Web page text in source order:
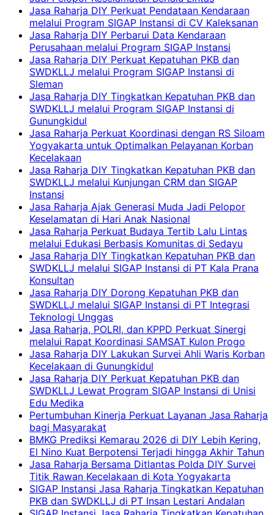
Jasa Raharja DIY Perkuat Pendataan Kendaraan
melalui Program SIGAP Instansi di CV Kaleksanan
Jasa Raharja DIY Perbarui Data Kendaraan
Perusahaan melalui Program SIGAP Instansi
Jasa Raharja DIY Perkuat Kepatuhan PKB dan
SWDKLLJ melalui Program SIGAP Instansi di
Sleman
Jasa Raharja DIY Tingkatkan Kepatuhan PKB dan
SWDKLLJ melalui Program SIGAP Instansi di
Gunungkidul
Jasa Raharja Perkuat Koordinasi dengan RS Siloam
Yogyakarta untuk Optimalkan Pelayanan Korban
Kecelakaan
Jasa Raharja DIY Tingkatkan Kepatuhan PKB dan
SWDKLLJ melalui Kunjungan CRM dan SIGAP
Instansi
Jasa Raharja Ajak Generasi Muda Jadi Pelopor
Keselamatan di Hari Anak Nasional
Jasa Raharja Perkuat Budaya Tertib Lalu Lintas
melalui Edukasi Berbasis Komunitas di Sedayu
Jasa Raharja DIY Tingkatkan Kepatuhan PKB dan
SWDKLLJ melalui SIGAP Instansi di PT Kala Prana
Konsultan
Jasa Raharja DIY Dorong Kepatuhan PKB dan
SWDKLLJ melalui SIGAP Instansi di PT Integrasi
Teknologi Unggas
Jasa Raharja, POLRI, dan KPPD Perkuat Sinergi
melalui Rapat Koordinasi SAMSAT Kulon Progo
Jasa Raharja DIY Lakukan Survei Ahli Waris Korban
Kecelakaan di Gunungkidul
Jasa Raharja DIY Perkuat Kepatuhan PKB dan
SWDKLLJ Lewat Program SIGAP Instansi di Unisi
Edu Medika
Pertumbuhan Kinerja Perkuat Layanan Jasa Raharja
bagi Masyarakat
BMKG Prediksi Kemarau 2026 di DIY Lebih Kering,
El Nino Kuat Berpotensi Terjadi hingga Akhir Tahun
Jasa Raharja Bersama Ditlantas Polda DIY Survei
Titik Rawan Kecelakaan di Kota Yogyakarta
SIGAP Instansi Jasa Raharja Tingkatkan Kepatuhan
PKB dan SWDKLLJ di PT Insan Lestari Andalan